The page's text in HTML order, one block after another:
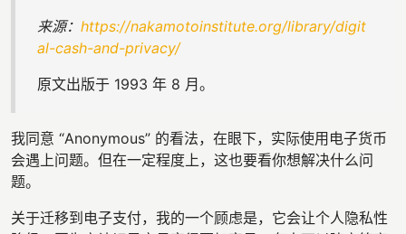
来源： https://nakamotoinstitute.org/library/digit
al-cash-and-privacy/
原文出版于 1993 年 8 月。
我同意 “Anonymous” 的看法，在眼下，实际使用电子货币
会遇上问题。但在一定程度上，这也要看你想解决什么问
题。
关于迁移到电子支付，我的一个顾虑是，它会让个人隐私性